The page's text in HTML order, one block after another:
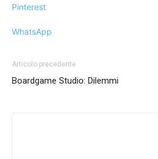
Pinterest
WhatsApp
Articolo precedente
Boardgame Studio: Dilemmi